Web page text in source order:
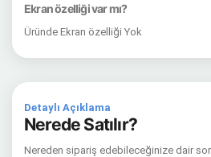
Ekran özelliği var mı?
Üründe Ekran özelliği Yok
Detaylı Açıklama
Nerede Satılır?
Nereden sipariş edebileceğinize dair